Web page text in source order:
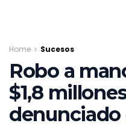
Home Sucesos
Robo a
$1,8
denunciado